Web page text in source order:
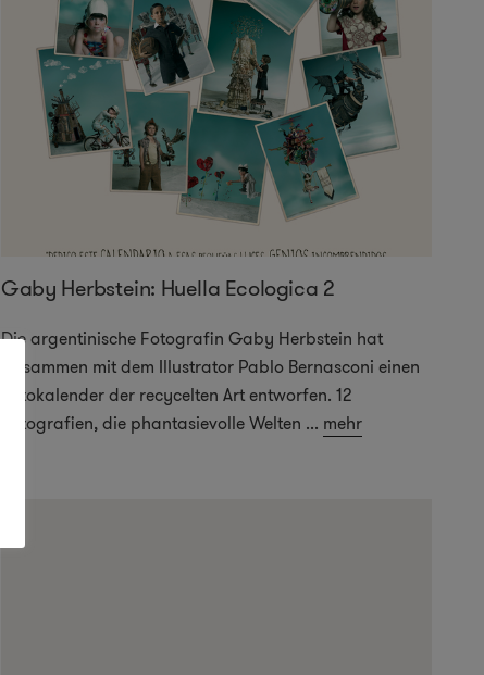
Gaby Herbstein: Huella Ecologica 2
Die argentinische Fotografin Gaby Herbstein hat
zusammen mit dem Illustrator Pablo Bernasconi einen
Fotokalender der recycelten Art entworfen. 12
Fotografien, die phantasievolle Welten ... mehr